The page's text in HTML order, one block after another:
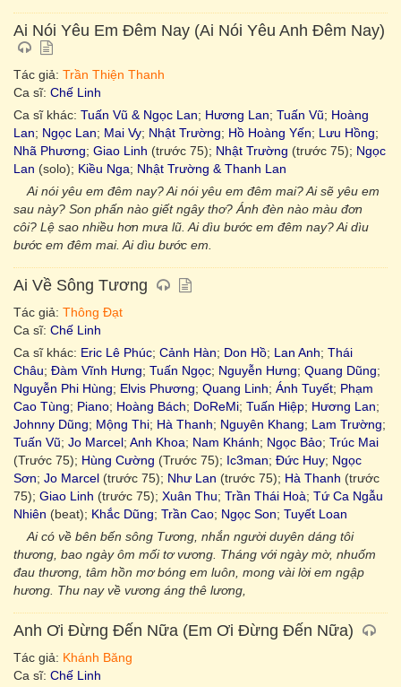
Ai Nói Yêu Em Đêm Nay (Ai Nói Yêu Anh Đêm Nay)
Tác giả: Trần Thiện Thanh
Ca sĩ: Chế Linh
Ca sĩ khác: Tuấn Vũ & Ngọc Lan; Hương Lan; Tuấn Vũ; Hoàng
Lan; Ngọc Lan; Mai Vy; Nhật Trường; Hồ Hoàng Yến; Lưu Hồng;
Nhã Phương; Giao Linh (trước 75); Nhật Trường (trước 75); Ngọc
Lan (solo); Kiều Nga; Nhật Trường & Thanh Lan
Ai nói yêu em đêm nay? Ai nói yêu em đêm mai? Ai sẽ yêu em
sau này? Son phấn nào giết ngây thơ? Ánh đèn nào màu đơn
côi? Lệ sao nhiều hơn mưa lũ. Ai dìu bước em đêm nay? Ai dìu
bước em đêm mai. Ai dìu bước em.
Ai Về Sông Tương
Tác giả: Thông Đạt
Ca sĩ: Chế Linh
Ca sĩ khác: Eric Lê Phúc; Cảnh Hàn; Don Hồ; Lan Anh; Thái
Châu; Đàm Vĩnh Hưng; Tuấn Ngọc; Nguyễn Hưng; Quang Dũng;
Nguyễn Phi Hùng; Elvis Phương; Quang Linh; Ánh Tuyết; Phạm
Cao Tùng; Piano; Hoàng Bách; DoReMi; Tuấn Hiệp; Hương Lan;
Johnny Dũng; Mộng Thi; Hà Thanh; Nguyên Khang; Lam Trường;
Tuấn Vũ; Jo Marcel; Anh Khoa; Nam Khánh; Ngọc Bảo; Trúc Mai
(Trước 75); Hùng Cường (Trước 75); Ic3man; Đức Huy; Ngọc
Sơn; Jo Marcel (trước 75); Như Lan (trước 75); Hà Thanh (trước
75); Giao Linh (trước 75); Xuân Thu; Trần Thái Hoà; Tứ Ca Ngẫu
Nhiên (beat); Khắc Dũng; Trần Cao; Ngọc Son; Tuyết Loan
Ai có về bên bến sông Tương, nhắn người duyên dáng tôi
thương, bao ngày ôm mối tơ vương. Tháng với ngày mờ, nhuốm
đau thương, tâm hồn mơ bóng em luôn, mong vài lời em ngập
hương. Thu nay về vương áng thê lương,
Anh Ơi Đừng Đến Nữa (Em Ơi Đừng Đến Nữa)
Tác giả: Khánh Băng
Ca sĩ: Chế Linh